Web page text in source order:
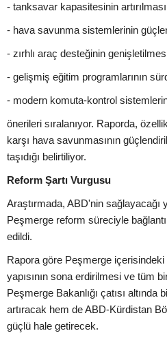
- tanksavar kapasitesinin
- hava savunma sistemlerinin
- zırhlı araç desteğinin
- gelişmiş eğitim programlarının
- modern komuta-kontrol
önerileri sıralanıyor. Raporda,
karşı hava savunmasının
taşıdığı belirtiliyor.
Reform Şartı Vurgusu
Araştırmada, ABD'nin sağlayacağı
Peşmerge reform süreciyle
edildi.
Rapora göre Peşmerge
yapısının sona erdirilmesi ve tüm
Peşmerge Bakanlığı çatısı
artıracak hem de ABD-Kürdistan
güçlü hale getirecek.